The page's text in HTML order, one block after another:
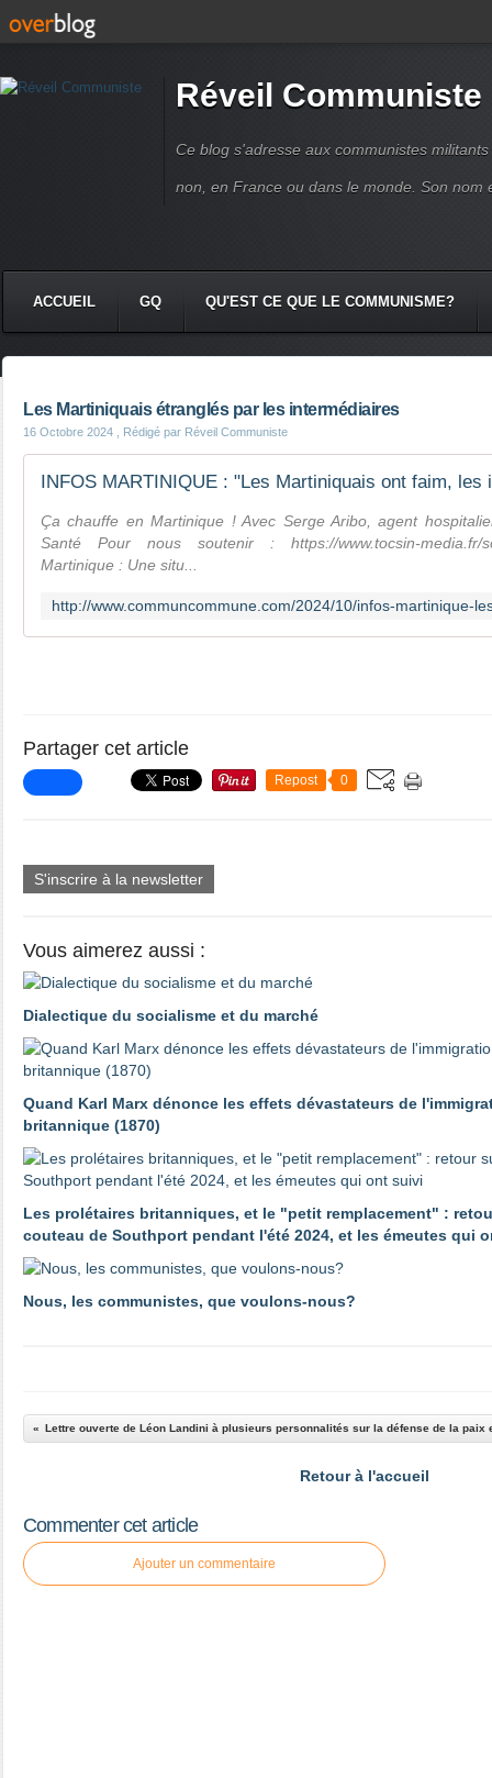
Réveil Communiste
Ce blog s'adresse aux communistes
non, en France ou dans le monde. Son nom
ACCUEIL GQ QU'EST CE QUE LE COMMUNISME?
Les Martiniquais étranglés par les intermédiaires
16 Octobre 2024 , Rédigé par Réveil Communiste
Ça chauffe en Martinique ! Avec Serge Aribo, agent
Santé Pour nous soutenir : https://www.tocsin-media.fr/
Martinique : Une situ...
Partager cet article
Repost 0
S'inscrire à la newsletter
Vous aimerez aussi :
Dialectique du socialisme et du marché
Quand Karl Marx dénonce les effets dévastateurs de
britannique (1870)
Les prolétaires britanniques, et le "petit remplacement" :
couteau de Southport pendant l'été 2024, et les émeutes qui
Nous, les communistes, que voulons-nous?
Retour à l'accueil
Commenter cet article
Ajouter un commentaire